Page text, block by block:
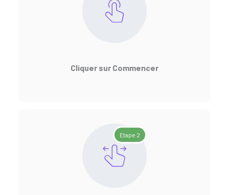
Cliquer sur Commencer
Etape 2